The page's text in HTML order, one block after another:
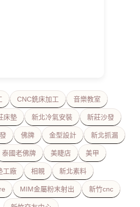
CNC銑床加工 音樂教室
床墊 新北冷氣安裝 新莊沙發
佛牌 金型設計 新北抓漏
泰國老佛牌 美睫店 美甲
工廠 相親 新北素料
MIM金屬粉末射出 新竹cnc